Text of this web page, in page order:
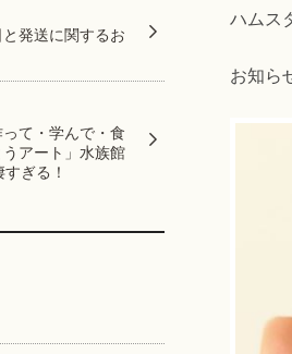
発送に関するお
って・学んで・食
アート」水族館
ぎる！
ハムス
お知ら